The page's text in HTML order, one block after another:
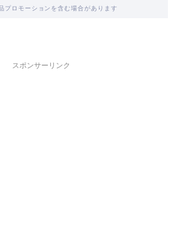
プロモーションを含む場合があります
スポンサーリンク